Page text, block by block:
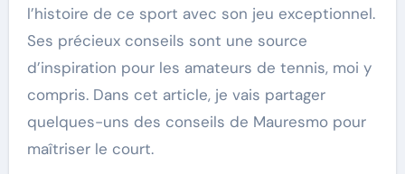
l’histoire de ce sport avec son jeu exceptionnel.
Ses précieux conseils sont une source
d’inspiration pour les amateurs de tennis, moi y
compris. Dans cet article, je vais partager
quelques-uns des conseils de Mauresmo pour
maîtriser le court.